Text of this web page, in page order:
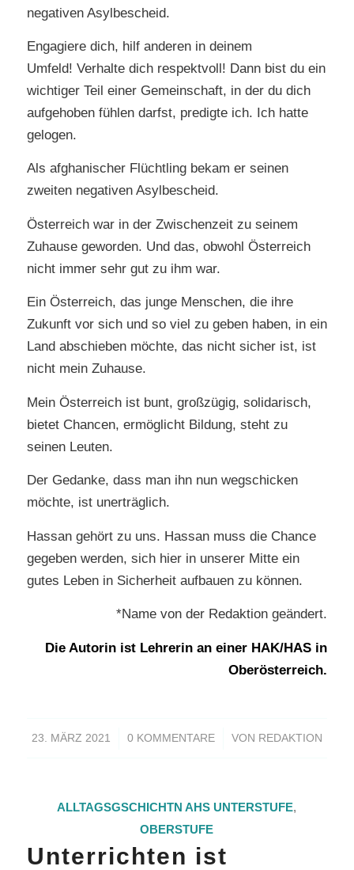
negativen Asylbescheid.
Engagiere dich, hilf anderen in deinem
Umfeld! Verhalte dich respektvoll! Dann bist du ein
wichtiger Teil einer Gemeinschaft, in der du dich
aufgehoben fühlen darfst, predigte ich. Ich hatte
gelogen.
Als afghanischer Flüchtling bekam er seinen
zweiten negativen Asylbescheid.
Österreich war in der Zwischenzeit zu seinem
Zuhause geworden. Und das, obwohl Österreich
nicht immer sehr gut zu ihm war.
Ein Österreich, das junge Menschen, die ihre
Zukunft vor sich und so viel zu geben haben, in ein
Land abschieben möchte, das nicht sicher ist, ist
nicht mein Zuhause.
Mein Österreich ist bunt, großzügig, solidarisch,
bietet Chancen, ermöglicht Bildung, steht zu
seinen Leuten.
Der Gedanke, dass man ihn nun wegschicken
möchte, ist unerträglich.
Hassan gehört zu uns. Hassan muss die Chance
gegeben werden, sich hier in unserer Mitte ein
gutes Leben in Sicherheit aufbauen zu können.
*Name von der Redaktion geändert.
Die Autorin ist Lehrerin an einer HAK/HAS in
Oberösterreich.
23. MÄRZ 2021
/ 0 KOMMENTARE
/ VON REDAKTION
ALLTAGSGSCHICHTN AHS UNTERSTUFE,
OBERSTUFE
Unterrichten ist